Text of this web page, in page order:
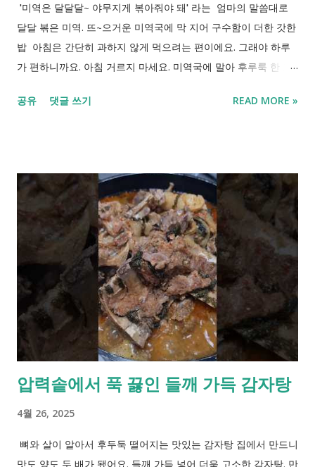
'미역은 달달달~ 야무지게 볶아줘야 돼' 라는 엄마의 말씀대로
달달 볶은 미역. 뜨~으거운 미역국에 막 지어 구수함이 더한 갓한
밥 아침은 간단히 과하지 않게 먹으려는 편이에요. 그래야 하루
가 편하니까요. 아침 거르지 마세요. 미역국에 말아 후루룩 한 그
공유 댓글 쓰기 READ MORE »
압력솥에서 푹 끓인 들깨 가득 감자탕
4월 26, 2025
뼈와 살이 알아서 후두둑 떨어지는 맛있는 감자탕 집에서 만드니
맛도 양도 두 배가 됐어요. 들깨 가득 넣어 더욱 고소한 감자탕. 만